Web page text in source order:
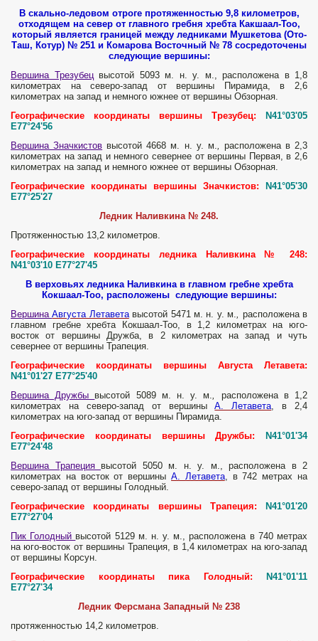
В скально-ледовом отроге протяженностью 9,8 километров,
отходящем на север от главного гребня хребта Какшаал-Тоо,
который является границей между ледниками Мушкетова (Ото-
Таш, Котур) № 251 и Комарова Восточный № 78 сосредоточены
следующие вершины:
Вершина Трезубец высотой 5093 м. н. у. м.,
расположена в 1,8
километрах на северо-запад от вершины Пирамида, в 2,6
километрах на запад и немного южнее от вершины Обзорная.
Географические координаты вершины Трезубец: N41°03'05
E77°24'56
Вершина Значкистов высотой 4668 м. н. у. м.
расположена в 2,3
километрах на запад и немного севернее от вершины Первая, в 2,6
километрах на запад и немного южнее от вершины Обзорная.
Географические координаты вершины Значкистов: N41°05'30
E77°25'27
Ледник Наливкина № 248.
Протяженностью 13,2 километров.
Географические координаты ледника Наливкина № 248:
N41°03'10 E77°27'45
В верховьях ледника Наливкина в главном гребне хребта
Кокшаал-Тоо, расположены следующие вершины:
ВершинаАвгуста Летавета высотой 5471 м. н. у. м.
расположена в
главном гребне хребта Кокшаал-Тоо, в 1,2 километрах на юго-
восток от вершины Дружба, в 2 километрах на запад и чуть
севернее от вершины Трапеция.
Географические координаты вершины Августа Летавета:
N41°01'27 E77°25'40
Вершина Дружбы высотой 5089 м. н. у. м.
расположена в 1,2
километрах на северо-запад от вершиныА. Летавета , в 2,4
километрах на юго-запад от вершины Пирамида.
Географические координаты вершины Дружбы: N41°01'34
E77°24'48
Вершина Трапеция высотой 5050 м. н. у. м., расположена в 2
километрах на восток от вершины А. Летавета, в 742 метрах на
северо-запад от вершины Голодный.
Географические координаты вершины Трапеция: N41°01'20
E77°27'04
Пик Голодный высотой 5129 м. н. у. м., расположена в 740 метрах
на юго-восток от вершины Трапеция, в 1,4 километрах на юго-запад
от вершины Корсун.
Географические координаты пика Голодный: N41°01'11
E77°27'34
Ледник Ферсмана Западный № 238
протяженностью 14,2 километров.